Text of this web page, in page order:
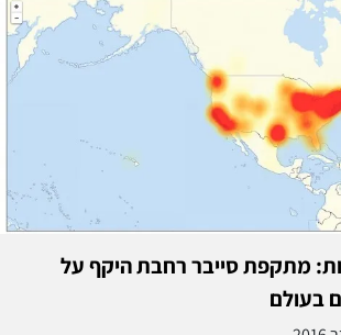
מתקפת סייבר רחבת היקף על
בעולם